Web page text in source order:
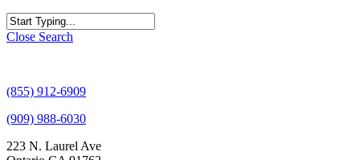
Close Search
(855) 912-6909
(909) 988-6030
223 N. Laurel Ave